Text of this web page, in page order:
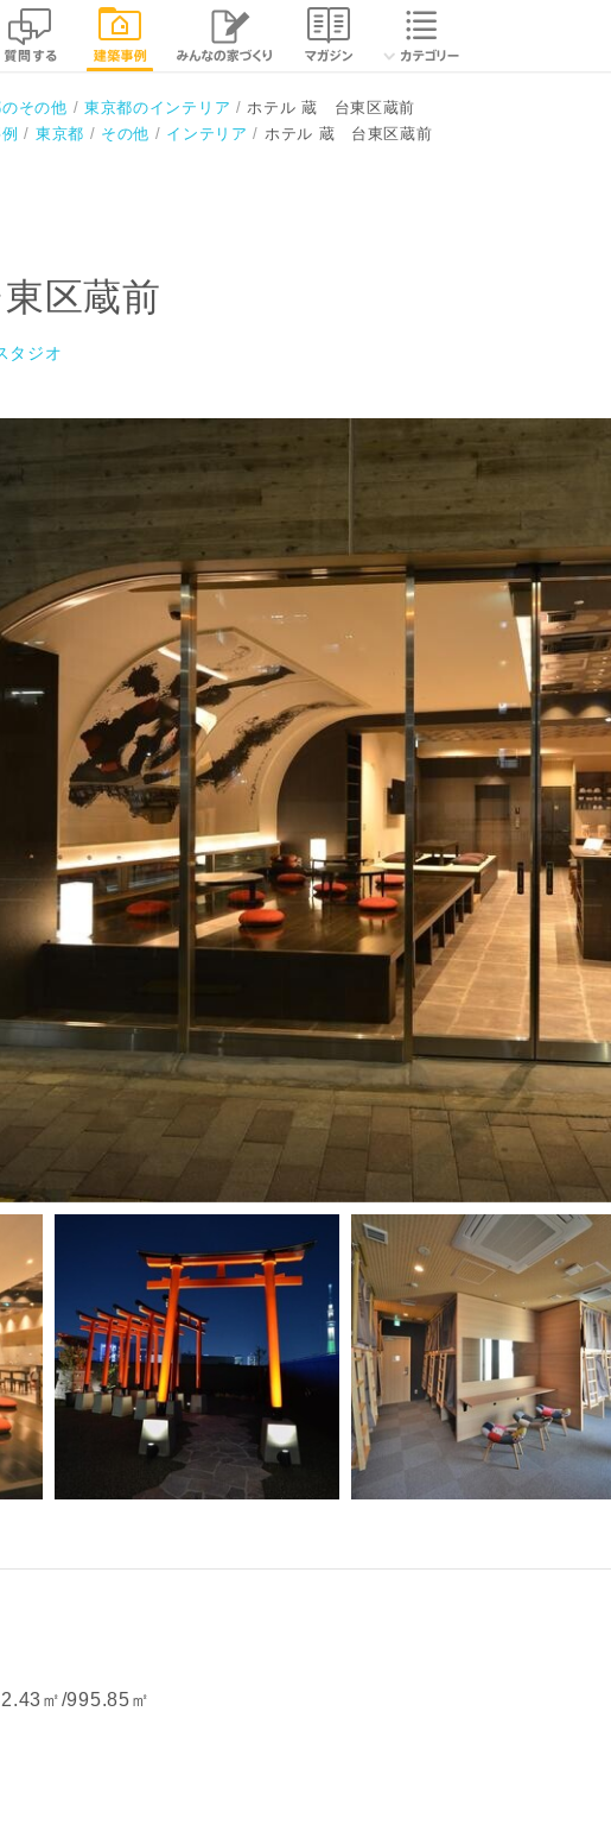
閉じる
その他 東京都のインテリア
ホテル 蔵 台東区蔵前
東京都 その他 インテリア ホテル 蔵 台東区蔵前
ジオ
区蔵前
タジオ
㎡/995.85㎡